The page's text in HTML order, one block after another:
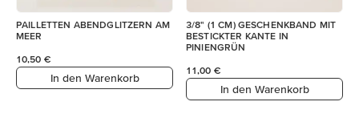
PAILLETTEN ABENDGLITZERN AM
MEER
10,50 €
In den Warenkorb
3/8" (1 CM) GESCHENKBAND MIT
BESTICKTER KANTE IN
PINIENGRÜN
11,00 €
In den Warenkorb